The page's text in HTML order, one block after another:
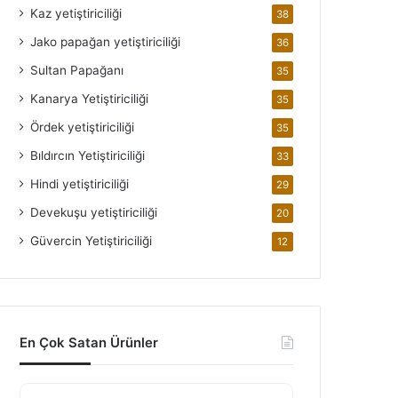
Kaz yetiştiriciliği 38
Jako papağan yetiştiriciliği 36
Sultan Papağanı 35
Kanarya Yetiştiriciliği 35
Ördek yetiştiriciliği 35
Bıldırcın Yetiştiriciliği 33
Hindi yetiştiriciliği 29
Devekuşu yetiştiriciliği 20
Güvercin Yetiştiriciliği 12
En Çok Satan Ürünler